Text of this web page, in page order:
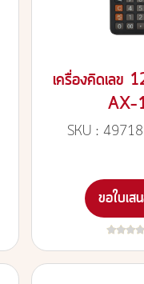
เครื่องคิดเลข
AX-
SKU :
ขอใบเส